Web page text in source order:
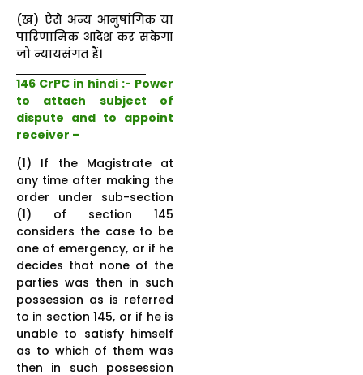
(ख) ऐसे अन्य आनुषांगिक या
पारिणामिक आदेश कर सकेगा
जो न्यायसंगत हैं।
146 CrPC in hindi :- Power
to attach subject of
dispute and to appoint
receiver –
(1) If the Magistrate at
any time after making the
order under sub-section
(1) of section 145
considers the case to be
one of emergency, or if he
decides that none of the
parties was then in such
possession as is referred
to in section 145, or if he is
unable to satisfy himself
as to which of them was
then in such possession